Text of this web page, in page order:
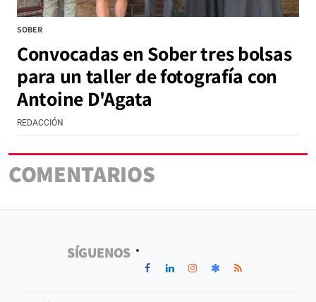
SOBER
Convocadas en Sober tres bolsas
para un taller de fotografía con
Antoine D'Agata
REDACCIÓN
COMENTARIOS
SÍGUENOS